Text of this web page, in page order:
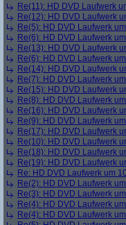
Re(11): HD DVD Laufwerk
Re(12): HD DVD Laufwerk
Re(5): HD DVD Laufwerk
Re(6): HD DVD Laufwerk
Re(13): HD DVD Laufwerk
Re(6): HD DVD Laufwerk
Re(14): HD DVD Laufwerk
Re(7): HD DVD Laufwerk
Re(15): HD DVD Laufwerk
Re(8): HD DVD Laufwerk
Re(16): HD DVD Laufwerk
Re(9): HD DVD Laufwerk
Re(17): HD DVD Laufwerk
Re(10): HD DVD Laufwerk
Re(18): HD DVD Laufwerk
Re(19): HD DVD Laufwerk
Re: HD DVD Laufwerk um
Re(2): HD DVD Laufwerk
Re(3): HD DVD Laufwerk
Re(4): HD DVD Laufwerk
Re(4): HD DVD Laufwerk